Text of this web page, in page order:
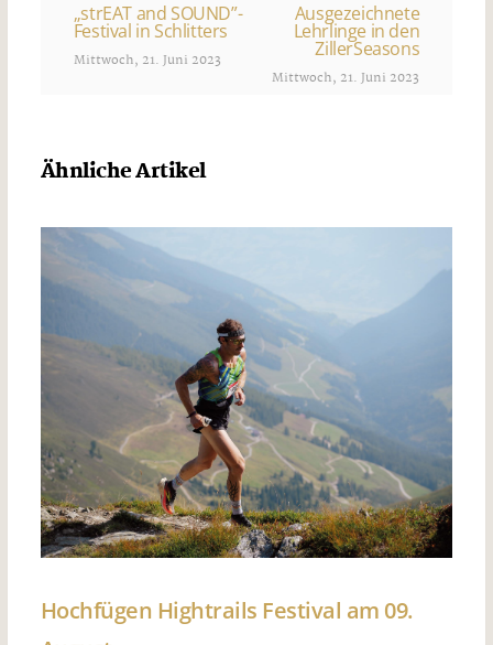
„strEAT and SOUND”-
Festival in Schlitters
Mittwoch, 21. Juni 2023
Ausgezeichnete
Lehrlinge in den
ZillerSeasons
Mittwoch, 21. Juni 2023
Ähnliche Artikel
Hochfügen Hightrails Festival am 09.